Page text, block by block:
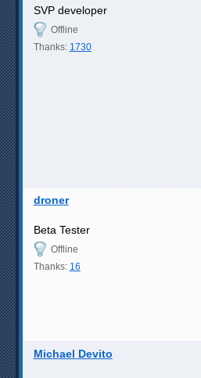
SVP developer
Offline
Thanks: 1730
droner
Beta Tester
Offline
Thanks: 16
Michael Devito